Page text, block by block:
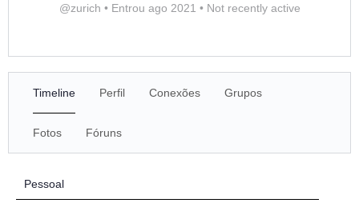
@zurich •Entrou ago 2021 •Not recently active
Timeline Perfil Conexões Grupos
Fotos Fóruns
Pessoal